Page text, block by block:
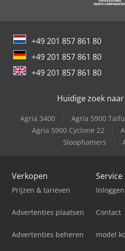
+49 201 857 861 80
+49 201 857 861 80
+49 201 857 861 80
Huidige zoek
Agria 3400 Agria 5900
Agria 5900 Cyclone 22
Sloophamers
Verkopen
Prijzen & tarieven
Advertenties plaatsen
Advertenties beheren
Inloggen
Contact
model